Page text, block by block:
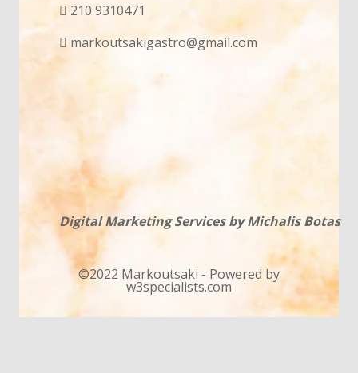
210 9310471
markoutsakigastro@gmail.com
Digital Marketing Services by Michalis Botas
©2022 Markoutsaki - Powered by
w3specialists.com